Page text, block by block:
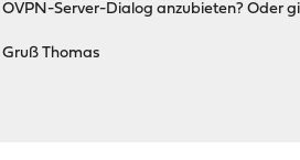
OVPN-Server-Dialog anzubieten? Oder
Gruß Thomas